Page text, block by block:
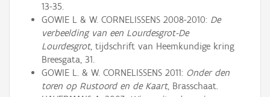
13-35.
GOWIE L & W. CORNELISSENS 2008-2010: De
verbeelding van een Lourdesgrot-De
Lourdesgrot, tijdschrift van Heemkundige kring
Breesgata, 31.
GOWIE L. & W. CORNELISSENS 2011: Onder den
toren op Rustoord en de Kaart, Brasschaat.